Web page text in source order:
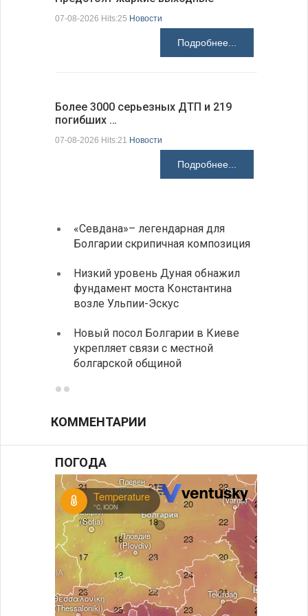
07-08-2026 Hits:25 Новости
Подробнее...
Более 3000 серьезных ДТП и 219
погибших …
07-08-2026 Hits:21 Новости
Подробнее...
«Севдана»– легендарная для
Болгарии скрипичная композиция
Низкий уровень Дуная обнажил
фундамент моста Константина
возле Ульпии-Эскус
Новый посол Болгарии в Киеве
укрепляет связи с местной
болгарской общиной
КОММЕНТАРИИ
ПОГОДА